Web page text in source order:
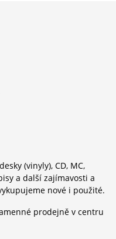
(vinyly), CD, MC,
a další zajímavosti a
nové i použité.
prodejně v centru